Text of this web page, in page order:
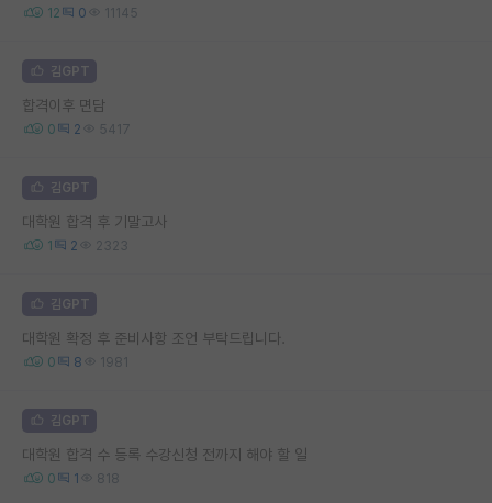
12 0 11145
김GPT
합격이후 면담
0 2 5417
김GPT
대학원 합격 후 기말고사
1 2 2323
김GPT
대학원 확정 후 준비사항 조언 부탁드립니다.
0 8 1981
김GPT
대학원 합격 수 등록 수강신청 전까지 해야 할 일
0 1 818